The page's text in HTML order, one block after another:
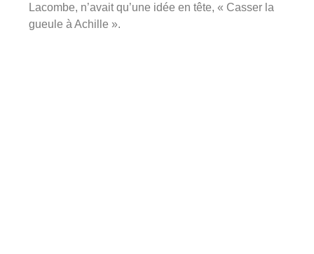
Lacombe, n’avait qu’une idée en tête, « Casser la
gueule à Achille ».